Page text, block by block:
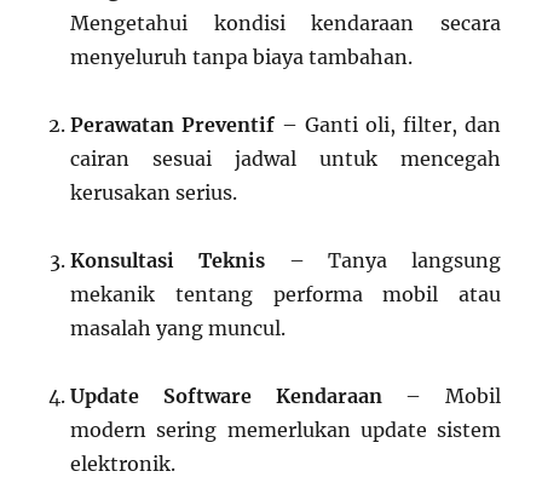
Mengetahui kondisi kendaraan secara
menyeluruh tanpa biaya tambahan.
Perawatan Preventif – Ganti oli, filter, dan
cairan sesuai jadwal untuk mencegah
kerusakan serius.
Konsultasi Teknis– Tanya langsung
mekanik tentang performa mobil atau
masalah yang muncul.
Update Software Kendaraan– Mobil
modern sering memerlukan update sistem
elektronik.